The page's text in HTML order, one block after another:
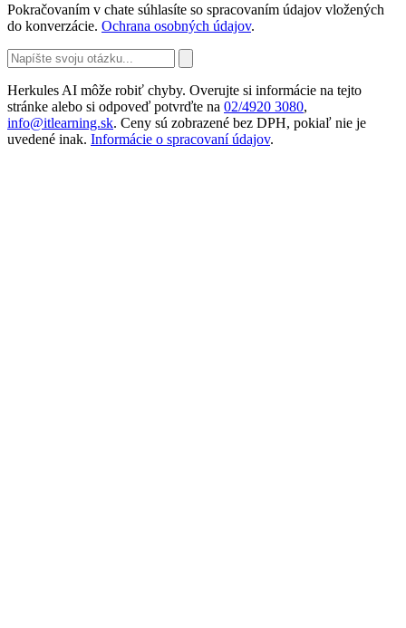
Pokračovaním v chate súhlasíte so spracovaním údajov vložených
do konverzácie. Ochrana osobných údajov.
Herkules AI môže robiť chyby. Overujte si informácie na tejto
stránke alebo si odpoveď potvrďte na 02/4920 3080,
info@itlearning.sk. Ceny sú zobrazené bez DPH, pokiaľ nie je
uvedené inak. Informácie o spracovaní údajov.